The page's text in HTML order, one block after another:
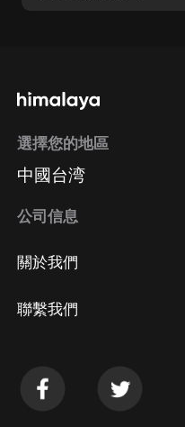
選擇您的地區
中國台湾
公司信息
關於我們
聯繫我們